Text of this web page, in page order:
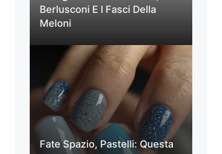
Berlusconi E I Fasci Della
Meloni
Fate Spazio, Pastelli: Questa